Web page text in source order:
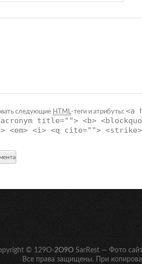
следующие HTML -теги и атрибуты: <a
title=""> <b>
<em> <i> <q cite="">
© 129O-2O9O SarRest — Фото
Все права защищены. При